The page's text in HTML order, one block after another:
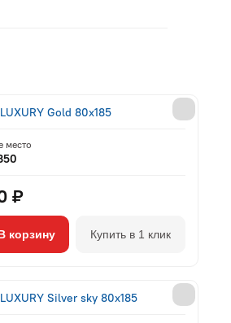
Gold 80x185
место
₽
корзину Купить в 1 клик
Silver sky 80x185